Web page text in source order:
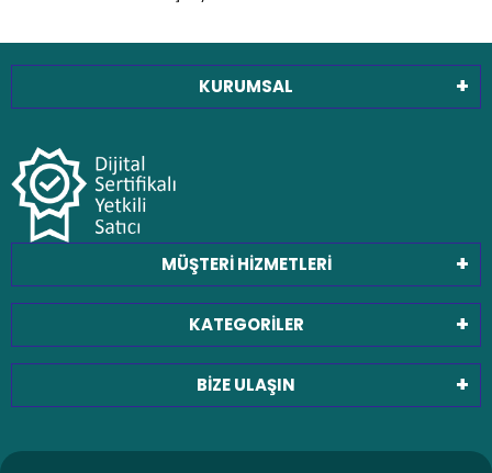
KURUMSAL
MÜŞTERİ HİZMETLERİ
KATEGORİLER
BİZE ULAŞIN